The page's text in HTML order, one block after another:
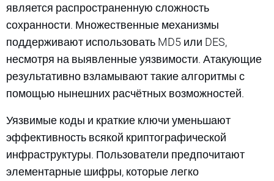
является распространенную сложность
сохранности. Множественные механизмы
поддерживают использовать MD5 или DES,
несмотря на выявленные уязвимости. Атакующие
результативно взламывают такие алгоритмы с
помощью нынешних расчётных возможностей.
Уязвимые коды и краткие ключи уменьшают
эффективность всякой криптографической
инфраструктуры. Пользователи предпочитают
элементарные шифры, которые легко